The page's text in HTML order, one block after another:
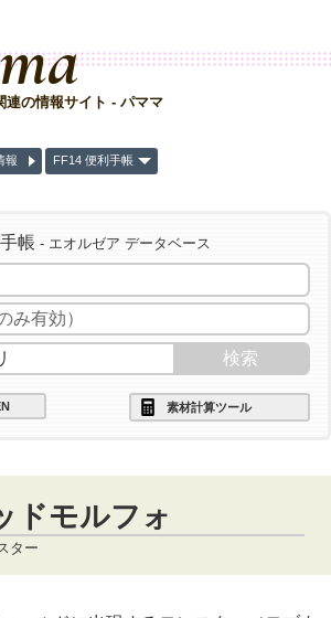
連の情報サイト - パママ
報 FF14 便利手帳
帳 - エオルゼア データベース
素材計算ツール
ドモルフォ
ター